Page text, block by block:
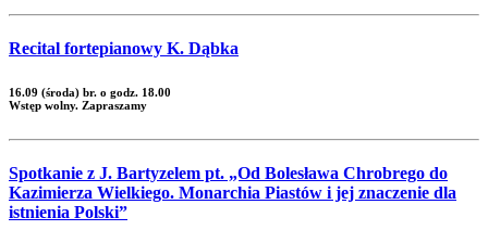
Recital fortepianowy K. Dąbka
16.09 (środa) br. o godz. 18.00
Wstęp wolny. Zapraszamy
Spotkanie z J. Bartyzelem pt. „Od Bolesława Chrobrego do
Kazimierza Wielkiego. Monarchia Piastów i jej znaczenie dla
istnienia Polski”